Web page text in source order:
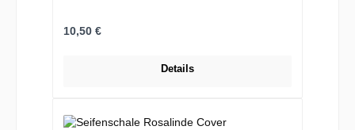
Regulärer Preis:
10,50 €
Details